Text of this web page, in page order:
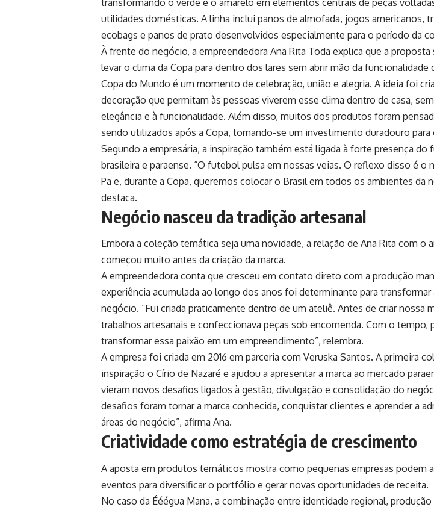
transformando o verde e o amarelo em elementos centrais de peças
utilidades domésticas. A linha inclui panos de almofada, jogos americanos,
ecobags e panos de prato desenvolvidos especialmente para o período da
À frente do negócio, a empreendedora Ana Rita Toda explica que a proposta
levar o clima da Copa para dentro dos lares sem abrir mão da funcionalidade
Copa do Mundo é um momento de celebração, união e alegria. A ideia foi
decoração que permitam às pessoas viverem esse clima dentro de casa,
elegância e à funcionalidade. Além disso, muitos dos produtos foram
sendo utilizados após a Copa, tornando-se um investimento duradouro para
Segundo a empresária, a inspiração também está ligada à forte presença do
brasileira e paraense. “O futebol pulsa em nossas veias. O reflexo disso é o
Pa e, durante a Copa, queremos colocar o Brasil em todos os ambientes da
destaca.
Negócio nasceu da tradição artesanal
Embora a coleção temática seja uma novidade, a relação de Ana Rita com o
começou muito antes da criação da marca.
A empreendedora conta que cresceu em contato direto com a produção
experiência acumulada ao longo dos anos foi determinante para transformar
negócio. “Fui criada praticamente dentro de um ateliê. Antes de criar nossa
trabalhos artesanais e confeccionava peças sob encomenda. Com o tempo,
transformar essa paixão em um empreendimento”, relembra.
A empresa foi criada em 2016 em parceria com Veruska Santos. A primeira
inspiração o Círio de Nazaré e ajudou a apresentar a marca ao mercado
vieram novos desafios ligados à gestão, divulgação e consolidação do
desafios foram tornar a marca conhecida, conquistar clientes e aprender a
áreas do negócio”, afirma Ana.
Criatividade como estratégia de crescimento
A aposta em produtos temáticos mostra como pequenas empresas podem
eventos para diversificar o portfólio e gerar novas oportunidades de receita.
No caso da Ééégua Mana, a combinação entre identidade regional, produção